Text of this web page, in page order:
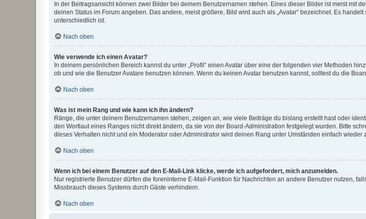
In der Beitragsansicht können zwei Bilder bei deinem Benutzernamen stehen. Eines dieser Bilder ist meist mit
deinen Status im Forum angeben. Das andere, meist größere, Bild wird auch als „Avatar“ bezeichnet. Es
unterschiedlich ist.
Nach oben
Wie verwende ich einen Avatar?
In deinem persönlichen Bereich kannst du unter „Profil“ einen Avatar über eine der folgenden vier Methoden
ob und wie die Benutzer Avatare benutzen können. Wenn du keinen Avatar benutzen kannst, solltest du die
Nach oben
Was ist mein Rang und wie kann ich ihn ändern?
Ränge, die unter deinem Benutzernamen stehen, zeigen an, wie viele Beiträge du bislang erstellt hast oder
den Wortlaut eines Ranges nicht direkt ändern, da sie von der Board-Administration festgelegt wurden. Bitte
dieses Verhalten nicht und ein Moderator oder Administrator wird deinen Rang unter Umständen einfach wieder
Nach oben
Wenn ich bei einem Benutzer auf den E-Mail-Link klicke, werde ich aufgefordert, mich anzumelden.
Nur registrierte Benutzer dürfen die foreninterne E-Mail-Funktion für Nachrichten an andere Benutzer nutzen,
Missbrauch dieses Systems durch Gäste verhindern.
Nach oben